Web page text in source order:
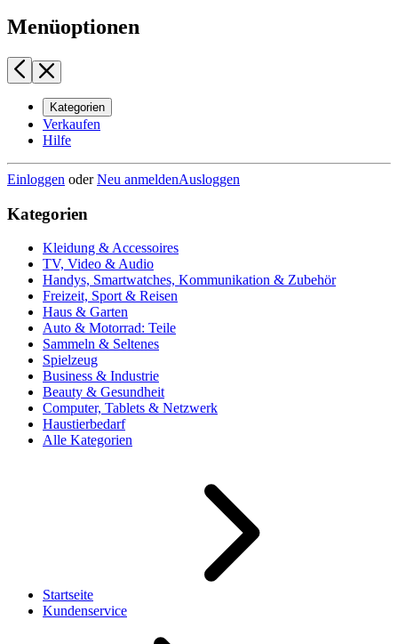
Menüoptionen
Kategorien
Verkaufen
Hilfe
Einloggen oderNeu anmeldenAusloggen
Kategorien
Kleidung & Accessoires
TV, Video & Audio
Handys, Smartwatches, Kommunikation & Zubehör
Freizeit, Sport & Reisen
Haus & Garten
Auto & Motorrad: Teile
Sammeln & Seltenes
Spielzeug
Business & Industrie
Beauty & Gesundheit
Computer, Tablets & Netzwerk
Haustierbedarf
Alle Kategorien
Startseite
Kundenservice